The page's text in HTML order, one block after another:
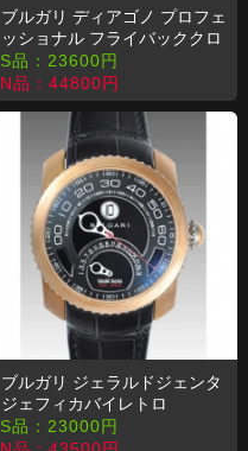
ブルガリ ディアゴノ プロフェ
ッショナル フライバッククロ
ノ SC40SGVD コピー 時計
S品： 23600円
N品： 44800円
ブルガリ ジェラルドジェンタ
ジェフィカバイレトロ
BGF47BBLDBR コピー 時計
S品： 23000円